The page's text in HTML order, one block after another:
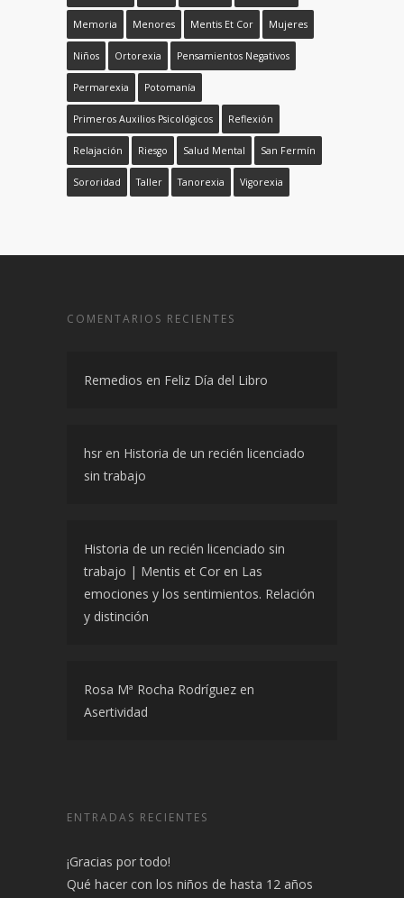
Memoria Menores Mentis Et Cor Mujeres
Niños Ortorexia Pensamientos Negativos
Permarexia Potomanía
Primeros Auxilios Psicológicos Reflexión
Relajación Riesgo Salud Mental San Fermín
Sororidad Taller Tanorexia Vigorexia
COMENTARIOS RECIENTES
Remedios en Feliz Día del Libro
hsr en Historia de un recién licenciado
sin trabajo
Historia de un recién licenciado sin
trabajo | Mentis et Cor en Las
emociones y los sentimientos. Relación
y distinción
Rosa Mª Rocha Rodríguez en
Asertividad
ENTRADAS RECIENTES
¡Gracias por todo!
Qué hacer con los niños de hasta 12 años